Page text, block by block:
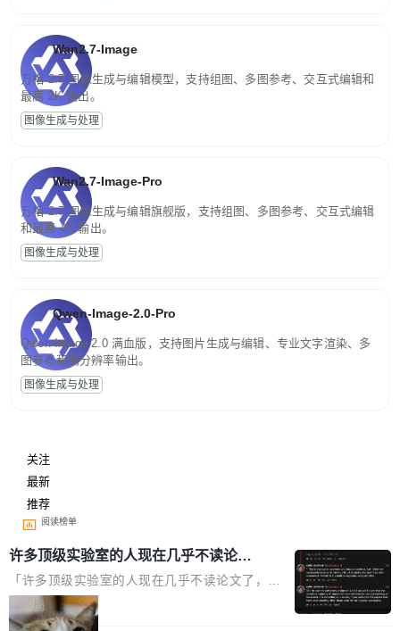
Wan2.7-Image
万相 2.7 图像生成与编辑模型，支持组图、多图参考、交互式编辑和
最高 2K 输出。
图像生成与处理
Wan2.7-Image-Pro
万相 2.7 图像生成与编辑旗舰版，支持组图、多图参考、交互式编辑
和最高 4K 输出。
图像生成与处理
Qwen-Image-2.0-Pro
Qwen-Image-2.0 满血版，支持图片生成与编辑、专业文字渲染、多
图参考和高分辨率输出。
图像生成与处理
关注
最新
推荐
阅读榜单
许多顶级实验室的人现在几乎不读论文
了
「许多顶级实验室的人现在几乎不读论文了，而
且他们认为 ICLR/ICML/NeurIPS 充斥着大量过
度宣传和欺诈。」 OpenAI 研究员 Keller Jorda
局